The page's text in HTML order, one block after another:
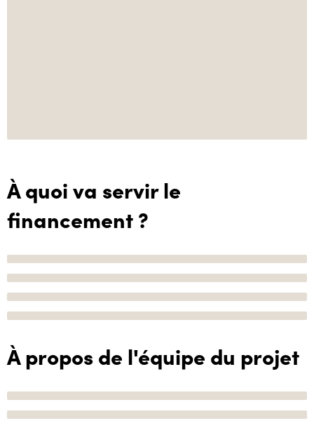
À quoi va servir le
financement ?
À propos de l'équipe du projet